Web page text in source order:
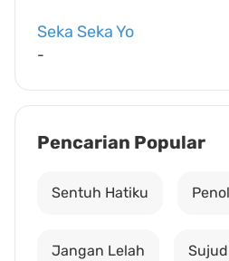
Seka Seka Yo
-
Pencarian Popular
Sentuh Hatiku
Jangan Lelah